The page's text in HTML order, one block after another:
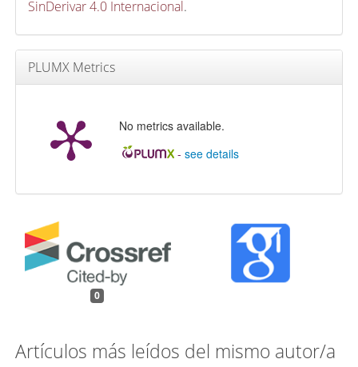
SinDerivar 4.0 Internacional.
PLUMX Metrics
No metrics available.
-see details
0
Artículos más leídos del mismo autor/a